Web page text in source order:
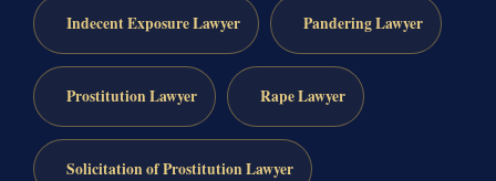
Indecent Exposure Lawyer Pandering Lawyer
Prostitution Lawyer Rape Lawyer
Solicitation of Prostitution Lawyer